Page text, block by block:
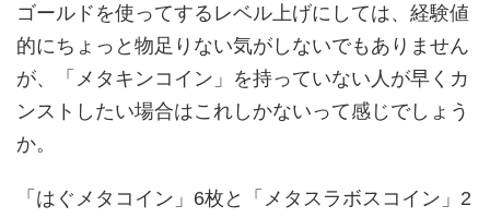
ゴールドを使ってするレベル上げにしては、経験値
的にちょっと物足りない気がしないでもありません
が、「メタキンコイン」を持っていない人が早くカ
ンストしたい場合はこれしかないって感じでしょう
か。
「はぐメタコイン」6枚と「メタスラボスコイン」2